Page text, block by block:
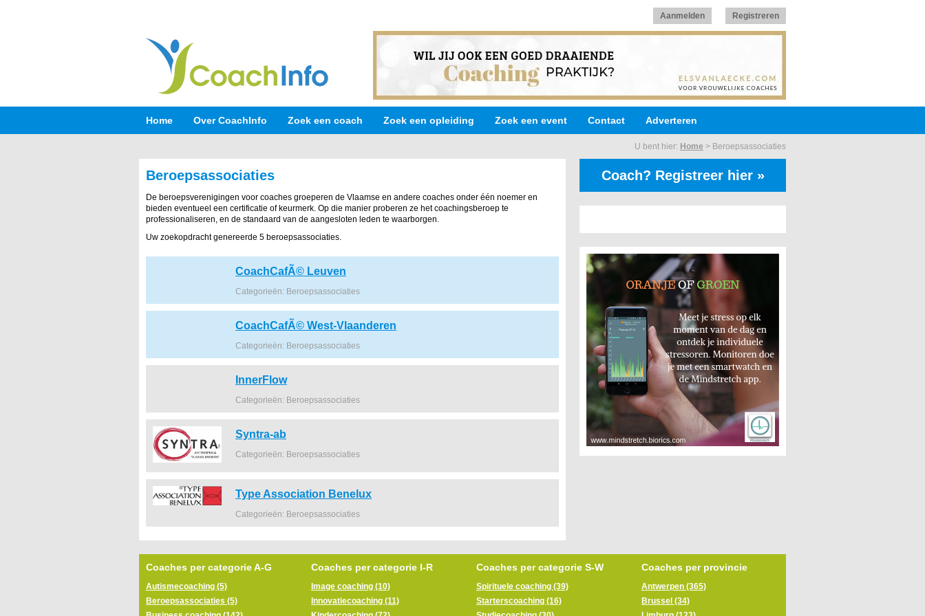
Aanmelden Registreren
Home Over CoachInfo Zoek een coach Zoek een opleiding Zoek een event Contact Adverteren
U bent hier: Home > Beroepsassociaties
Beroepsassociaties
De beroepsverenigingen voor coaches groeperen de Vlaamse en andere coaches onder één noemer en
bieden eventueel een certificatie of keurmerk. Op die manier proberen ze het coachingsberoep te
professionaliseren, en de standaard van de aangesloten leden te waarborgen.
Uw zoekopdracht genereerde 5 beroepsassociaties.
CoachCafÃ© Leuven
Categorieën: Beroepsassociaties
CoachCafÃ© West-Vlaanderen
Categorieën: Beroepsassociaties
InnerFlow
Categorieën: Beroepsassociaties
Syntra-ab
Categorieën: Beroepsassociaties
Type Association Benelux
Categorieën: Beroepsassociaties
Coach? Registreer hier »
Coaches per categorie A-G
Autismecoaching (5)
Beroepsassociaties (5)
Coaches per categorie I-R
Image coaching (10)
Innovatiecoaching (11)
Coaches per categorie S-W
Spirituele coaching (39)
Starterscoaching (16)
Coaches per provincie
Antwerpen (365)
Brussel (34)